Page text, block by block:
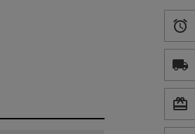
alarm
local_shipping
card_giftcard